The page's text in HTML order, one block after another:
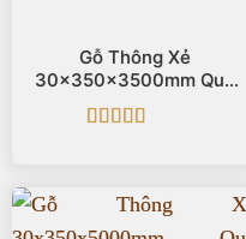
Gỗ Thông Xẻ
30x350x3500mm Quy
Cách